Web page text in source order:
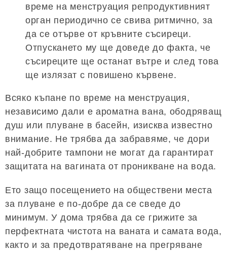
време на менструация репродуктивният
орган периодично се свива ритмично, за
да се отърве от кръвните съсиреци.
Отпускането му ще доведе до факта, че
съсиреците ще останат вътре и след това
ще излязат с повишено кървене.
Всяко къпане по време на менструация,
независимо дали е ароматна вана, ободряващ
душ или плуване в басейн, изисква известно
внимание. Не трябва да забравяме, че дори
най-добрите тампони не могат да гарантират
защитата на вагината от проникване на вода.
Ето защо посещението на обществени места
за плуване е по-добре да се сведе до
минимум. У дома трябва да се грижите за
перфектната чистота на ваната и самата вода,
както и за предотвратяване на прегряване